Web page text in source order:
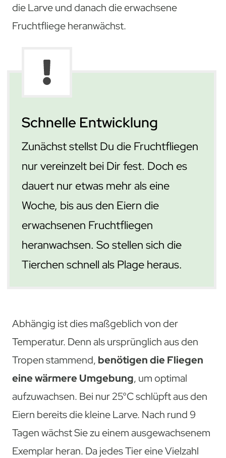
die Larve und danach die erwachsene
Fruchtfliege heranwächst.
Schnelle Entwicklung
Zunächst stellst Du die Fruchtfliegen
nur vereinzelt bei Dir fest. Doch es
dauert nur etwas mehr als eine
Woche, bis aus den Eiern die
erwachsenen Fruchtfliegen
heranwachsen. So stellen sich die
Tierchen schnell als Plage heraus.
Abhängig ist dies maßgeblich von der
Temperatur. Denn als ursprünglich aus den
Tropen stammend, benötigen die Fliegen
eine wärmere Umgebung, um optimal
aufzuwachsen. Bei nur 25°C schlüpft aus den
Eiern bereits die kleine Larve. Nach rund 9
Tagen wächst Sie zu einem ausgewachsenem
Exemplar heran. Da jedes Tier eine Vielzahl